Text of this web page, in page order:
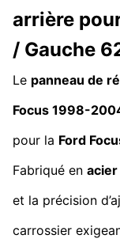
arrière
/ Gauche
Le panneau de
Focus 1998-
pour la Ford
Fabriqué en
et la précision
carrossier